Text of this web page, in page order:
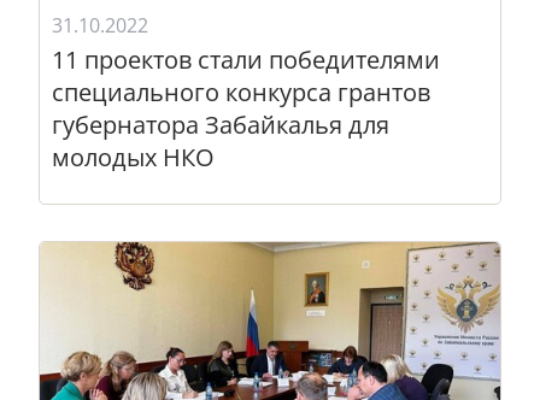
31.10.2022
11 проектов стали победителями
специального конкурса грантов
губернатора Забайкалья для
молодых НКО